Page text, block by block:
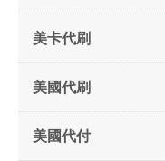
美卡代刷
美國代刷
美國代付